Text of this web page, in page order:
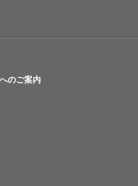
のご案内